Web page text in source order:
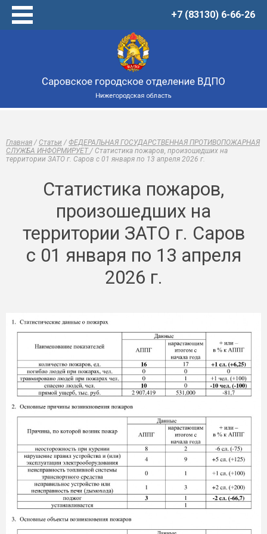
+7 (83130) 6-66-26
Товары
Виртуальный музей
Статьи
Онлайн-тренажеры
Главная / Статьи / ФЕДЕРАЛЬНАЯ ГОСУДАРСТВЕННАЯ ПРОТИВОПОЖАРНАЯ
СЛУЖБА ИНФОРМИРУЕТ/ Статистика пожаров, произошедших на
территории ЗАТО г. Саров с 01 января по 13 апреля 2026 г.
Статистика пожаров,
произошедших на
территории ЗАТО г. Саров
с 01 января по 13 апреля
2026 г.